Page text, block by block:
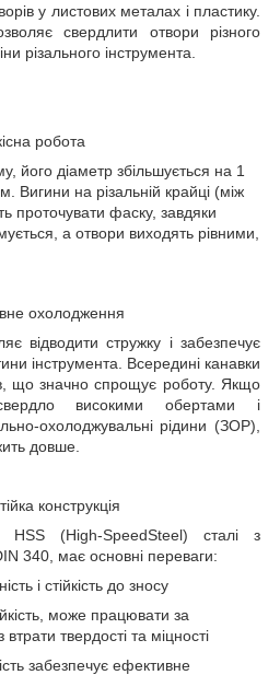
у листових металах і пластику.
свердлити отвори різного
різального інструмента.
робота
його діаметр збільшується на 1
Вигини на різальній крайці (між
проточувати фаску, завдяки
а отвори виходять рівними,
охолодження
відводити стружку і забезпечує
інструмента. Всередині канавки
що значно спрощує роботу. Якщо
високими обертами і
охолоджувальні рідини (ЗОР),
довше.
конструкція
HSS (High-SpeedSteel) сталі з
340, має основні переваги:
і стійкість до зносу
може працювати за
твердості та міцності
забезпечує ефективне